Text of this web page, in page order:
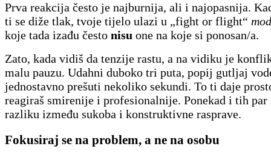
Prva reakcija često je najburnija, ali i najopasnija.
ti se diže tlak, tvoje tijelo ulazi u „fight or flight“
koje tada izađu često nisu one na koje si ponosan/a.
Zato, kada vidiš da tenzije rastu, a na vidiku je
malu pauzu. Udahni duboko tri puta, popij gutljaj
jednostavno prešuti nekoliko sekundi. To ti daje
reagiraš smirenije i profesionalnije. Ponekad i tih
razliku između sukoba i konstruktivne rasprave.
Fokusiraj se na problem, a ne na osobu